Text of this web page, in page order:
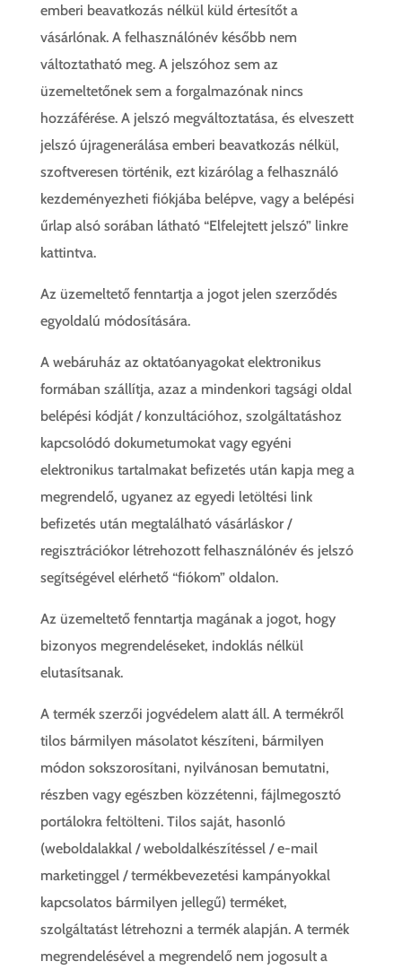
emberi beavatkozás nélkül küld értesítőt a
vásárlónak. A felhasználónév később nem
változtatható meg. A jelszóhoz sem az
üzemeltetőnek sem a forgalmazónak nincs
hozzáférése. A jelszó megváltoztatása, és elveszett
jelszó újragenerálása emberi beavatkozás nélkül,
szoftveresen történik, ezt kizárólag a felhasználó
kezdeményezheti fiókjába belépve, vagy a belépési
űrlap alsó sorában látható “Elfelejtett jelszó” linkre
kattintva.
Az üzemeltető fenntartja a jogot jelen szerződés
egyoldalú módosítására.
A webáruház az oktatóanyagokat elektronikus
formában szállítja, azaz a mindenkori tagsági oldal
belépési kódját / konzultációhoz, szolgáltatáshoz
kapcsolódó dokumetumokat vagy egyéni
elektronikus tartalmakat befizetés után kapja meg a
megrendelő, ugyanez az egyedi letöltési link
befizetés után megtalálható vásárláskor /
regisztrációkor létrehozott felhasználónév és jelszó
segítségével elérhető “fiókom” oldalon.
Az üzemeltető fenntartja magának a jogot, hogy
bizonyos megrendeléseket, indoklás nélkül
elutasítsanak.
A termék szerzői jogvédelem alatt áll. A termékről
tilos bármilyen másolatot készíteni, bármilyen
módon sokszorosítani, nyilvánosan bemutatni,
részben vagy egészben közzétenni, fájlmegosztó
portálokra feltölteni. Tilos saját, hasonló
(weboldalakkal / weboldalkészítéssel / e-mail
marketinggel / termékbevezetési kampányokkal
kapcsolatos bármilyen jellegű) terméket,
szolgáltatást létrehozni a termék alapján. A termék
megrendelésével a megrendelő nem jogosult a